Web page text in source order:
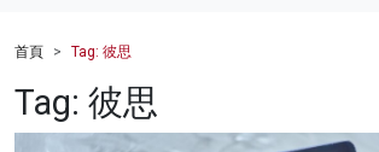
財經
健康
首頁 Tag: 彼思
Tag: 彼思